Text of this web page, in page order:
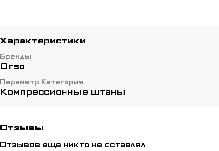
Характеристики
Бренды
Orso
Параметр Категория
Компрессионные штаны
Отзывы
Отзывов еще никто не оставлял